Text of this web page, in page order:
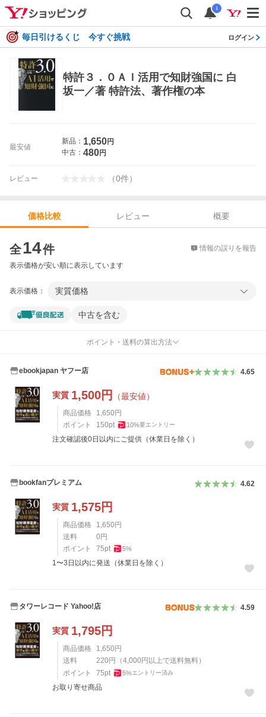
i
毎日引けるくじ 今すぐ挑戦 ログイン
特許３．０ＡＩ活用で知財強国に 白
坂一／著 特許法、著作権の本
最安値
新品： 1,650円
中古： 480円
レビュー （0件）
価格比較 レビュー
概要
全14件 情報の誤りを報告
表示価格が安い順に表示しています
表示価格： 実質価格
中古を含む
ポイント・送料の算出方法
ebookjapan ヤフー店 4.65
実質 1,500円 （最安値）
商品価格 1,650 円
ポイント
150pt 10%要エントリー
注文確認後0日以内にご提供（休業日を除く）
bookfanプレミアム 4.62
実質 1,575円
商品価格 1,650 円
送料
0 円
ポイント
75pt 5%
1〜3日以内に発送（休業日を除く）
タワーレコード Yahoo!店 4.59
実質 1,795円
商品価格 1,650 円
送料
220 円 （4,000 円以上で送料無料）
ポイント
75pt 5%エントリー済み
お取り寄せ商品